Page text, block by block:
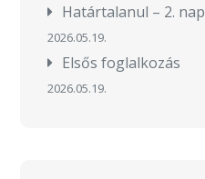
Határtalanul – 2. nap
2026.05.19.
Elsős foglalkozás
2026.05.19.